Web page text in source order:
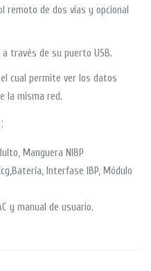
remoto de dos vías y opcional
través de su puerto USB.
cual permite ver los datos
la misma red.
Manguera NIBP
Interfase IBP, Módulo
y manual de usuario.